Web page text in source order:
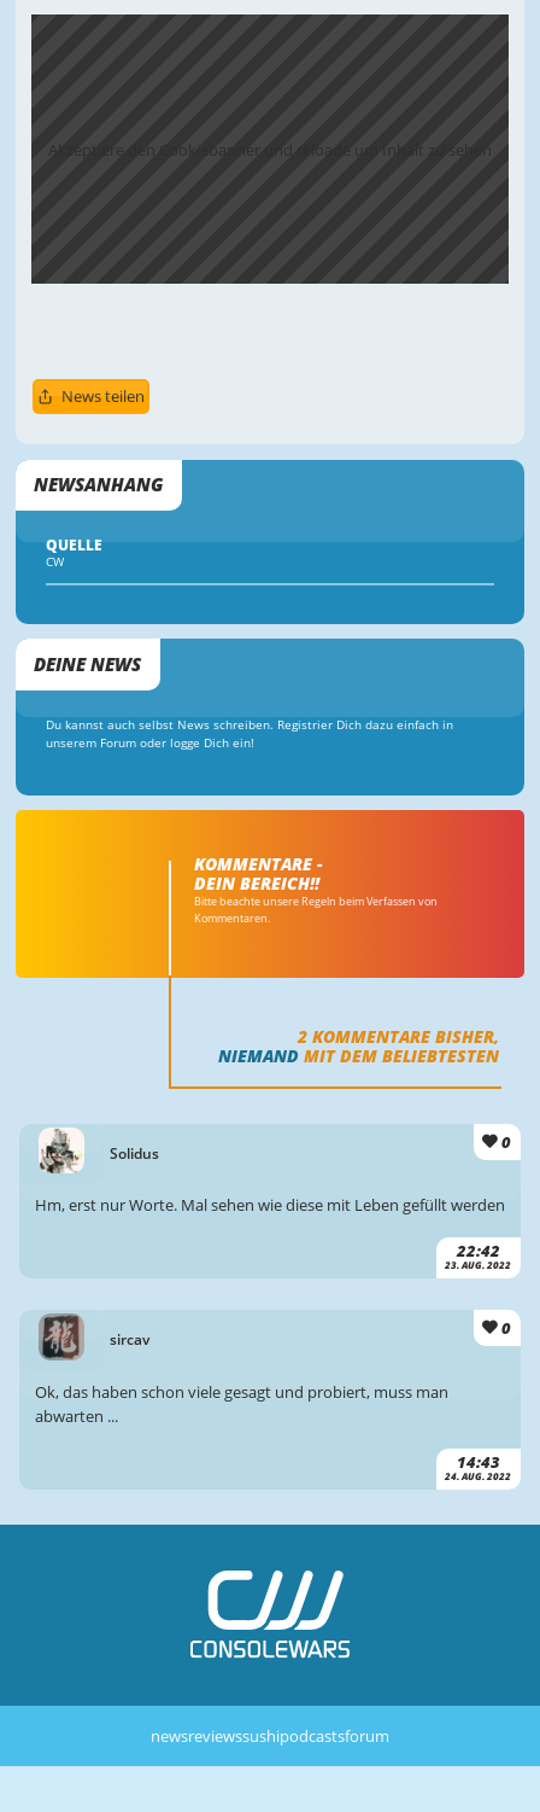
Akzeptiere den Cookiebanner und reloade um Inhalt zu sehen
News teilen
NEWSANHANG
QUELLE
CW
DEINE NEWS
Du kannst auch selbst News schreiben. Registrier Dich dazu einfach in
unserem Forum oder logge Dich ein!
KOMMENTARE -
DEIN BEREICH!!
Bitte beachte unsere Regeln beim Verfassen von
Kommentaren.
2 KOMMENTARE BISHER,
NIEMAND MIT DEM BELIEBTESTEN
Solidus
0
22:42
23. AUG. 2022
Hm, erst nur Worte. Mal sehen wie diese mit Leben gefüllt werden
sircav
0
14:43
24. AUG. 2022
Ok, das haben schon viele gesagt und probiert, muss man
abwarten ...
newsreviewssushipodcastsforum